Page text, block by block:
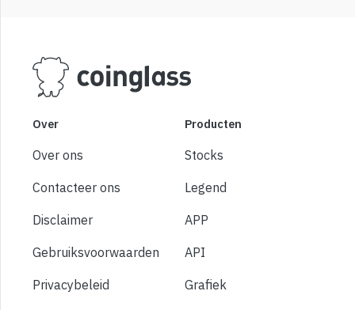
Over
Over ons
Contacteer ons
Disclaimer
Gebruiksvoorwaarden
Privacybeleid
Producten
Stocks
Legend
APP
API
Grafiek